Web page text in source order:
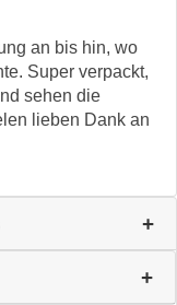
an bis hin, wo
Super verpackt,
sehen die
lieben Dank an